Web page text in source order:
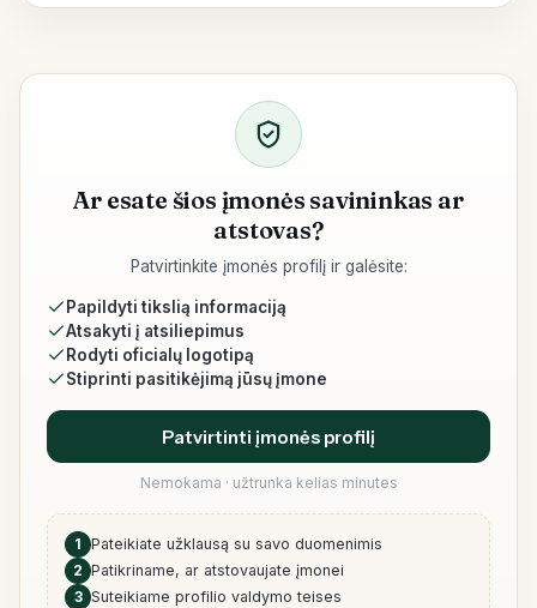
Ar esate šios įmonės savininkas ar
atstovas?
Patvirtinkite įmonės profilį ir galėsite:
Papildyti tikslią informaciją
Atsakyti į atsiliepimus
Rodyti oficialų logotipą
Stiprinti pasitikėjimą jūsų įmone
Patvirtinti įmonės profilį
Nemokama · užtrunka kelias minutes
1 Pateikiate užklausą su savo duomenimis
2 Patikriname, ar atstovaujate įmonei
3 Suteikiame profilio valdymo teises